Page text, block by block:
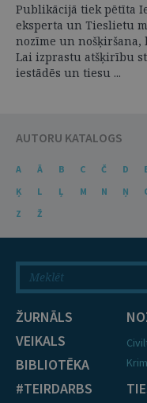
Publikācijā tiek pētīta
eksperta un Tieslietu
nozīme un nošķiršana,
Lai izprastu atšķirību
iestādēs un tiesu ...
AUTORU KATALOGS
A Ā B C Č D
Ķ
L Ļ M N Ņ
Z
Ž
ŽURNĀLS
VEIKALS
BIBLIOTĒKA
#TEIRDARBS